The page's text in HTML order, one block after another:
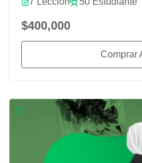
$400,000
Comprar